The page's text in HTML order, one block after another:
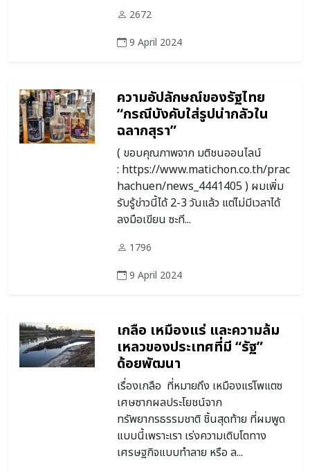
2672
9 April 2024
ความอัปลักษณ์ของรัฐไทย
“กรณีบังคับใส่รูปน่ากลัวใน
ฉลากสุรา”
( ขอบคุณภาพจาก มติชนออนไลน์
: https://www.matichon.co.th/prac
hachuen/news_4441405 ) ผมเพิ่ม
รับรู้ข่าวนี้ได้ 2-3 วันแล้ว แต่ไม่มีเวลาได้
ลงมือเขียน ซะที...
1796
9 April 2024
เกลือ เหมืองแร่ และความล้ม
เหลวของประเทศที่มี “รัฐ”
ด้อยพัฒนา
เรื่องเกลือ ที่หมายถึง เหมืองแร่โพแตซ
เศษซากผลประโยชน์จาก
ทรัพยากรธรรมชาติ ชิ้นสุดท้าย ที่ผมพูด
แบบนี้เพราะเรา เร่งความเติบโตทาง
เศรษฐกิจแบบทำลาย หรือ ล...